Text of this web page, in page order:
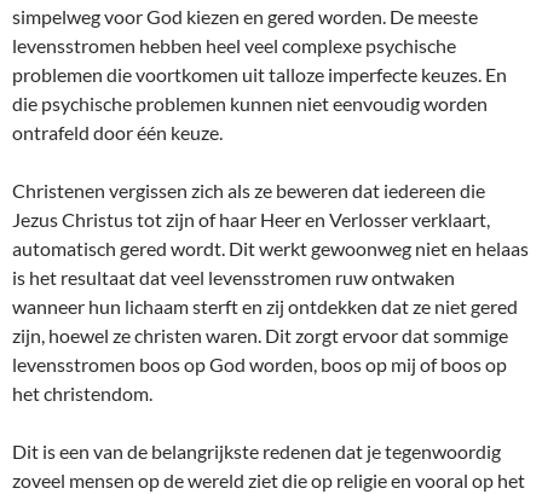
simpelweg voor God kiezen en gered worden. De meeste
levensstromen hebben heel veel complexe psychische
problemen die voortkomen uit talloze imperfecte keuzes. En
die psychische problemen kunnen niet eenvoudig worden
ontrafeld door één keuze.
Christenen vergissen zich als ze beweren dat iedereen die
Jezus Christus tot zijn of haar Heer en Verlosser verklaart,
automatisch gered wordt. Dit werkt gewoonweg niet en helaas
is het resultaat dat veel levensstromen ruw ontwaken
wanneer hun lichaam sterft en zij ontdekken dat ze niet gered
zijn, hoewel ze christen waren. Dit zorgt ervoor dat sommige
levensstromen boos op God worden, boos op mij of boos op
het christendom.
Dit is een van de belangrijkste redenen dat je tegenwoordig
zoveel mensen op de wereld ziet die op religie en vooral op het